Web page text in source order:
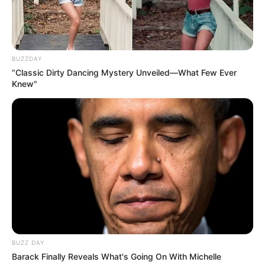
BUZZDAY
“Classic Dirty Dancing Mystery Unveiled—What Few Ever
Knew"
BUZZ DAY
Barack Finally Reveals What's Going On With Michelle